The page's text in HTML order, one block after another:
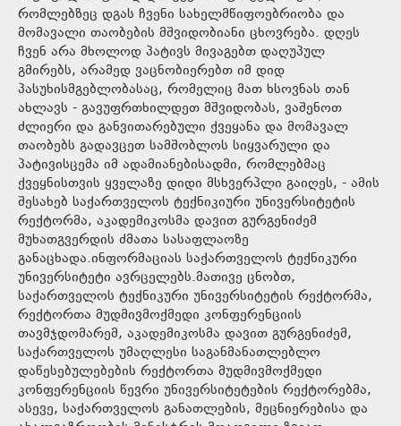
რომლებზეც დგას ჩვენი სახელმწიფოებრიობა და
მომავალი თაობების მშვიდობიანი ცხოვრება. დღეს
ჩვენ არა მხოლოდ პატივს მივაგებთ დაღუპულ
გმირებს, არამედ ვაცნობიერებთ იმ დიდ
პასუხისმგებლობასაც, რომელიც მათ ხსოვნას თან
ახლავს - გავუფრთხილდეთ მშვიდობას, ვაშენოთ
ძლიერი და განვითარებული ქვეყანა და მომავალ
თაობებს გადავცეთ სამშობლოს სიყვარული და
პატივისცემა იმ ადამიანებისადმი, რომლებმაც
ქვეყნისთვის ყველაზე დიდი მსხვერპლი გაიღეს, - ამის
შესახებ საქართველოს ტექნიკიური უნივერსიტეტის
რექტორმა, აკადემიკოსმა დავით გურგენიძემ
მუხათგვერდის ძმათა სასაფლაოზე
განაცხადა.ინფორმაციას საქართველოს ტექნიკური
უნივერსიტეტი ავრცელებს.მათივე ცნობთ,
საქართველოს ტექნიკური უნივერსიტეტის რექტორმა,
რექტორთა მუდმივმოქმედი კონფერენციის
თავმჯდომარემ, აკადემიკოსმა დავით გურგენიძემ,
საქართველოს უმაღლესი საგანმანათლებლო
დაწესებულებების რექტორთა მუდმივმოქმედი
კონფერენციის წევრი უნივერსიტეტების რექტორებმა,
ასევე, საქართველოს განათლების, მეცნიერებისა და